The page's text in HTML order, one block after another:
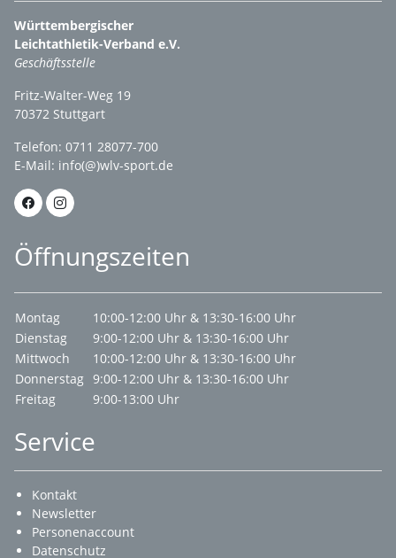
Württembergischer
Leichtathletik-Verband e.V.
Geschäftsstelle
Fritz-Walter-Weg 19
70372 Stuttgart
Telefon: 0711 28077-700
E-Mail: info(@)wlv-sport.de
Öffnungszeiten
Montag
10:00-12:00 Uhr & 13:30-16:00 Uhr
Dienstag
9:00-12:00 Uhr & 13:30-16:00 Uhr
Mittwoch
10:00-12:00 Uhr & 13:30-16:00 Uhr
Donnerstag 9:00-12:00 Uhr & 13:30-16:00 Uhr
Freitag
9:00-13:00 Uhr
Service
Kontakt
Newsletter
Personenaccount
Datenschutz